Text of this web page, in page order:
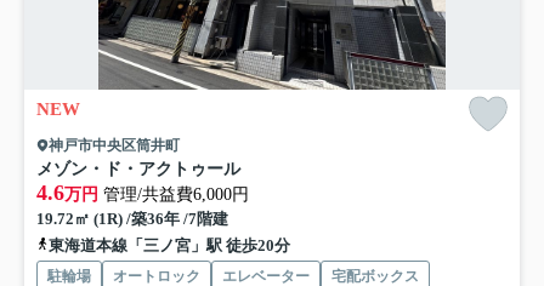
NEW
神戸市中央区筒井町
メゾン・ド・アクトゥール
4.6万円 管理/共益費6,000円
19.72㎡ (1R) /築36年 /7階建
東海道本線「三ノ宮」駅 徒歩20分
駐輪場 オートロック エレベーター
宅配ボックス